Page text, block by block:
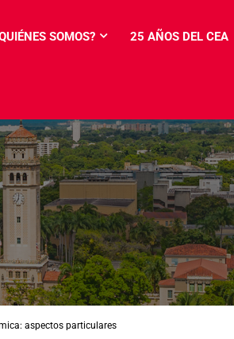
SOMOS? 25 AÑOS DEL CEA
aspectos particulares